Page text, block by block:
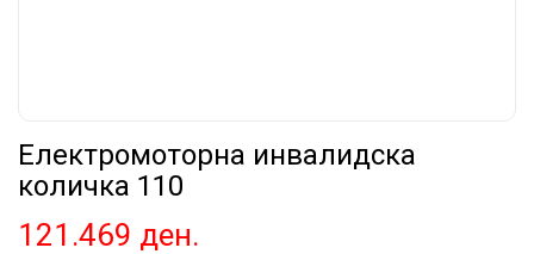
Електромоторна инвалидска
количка 110
121.469 ден.